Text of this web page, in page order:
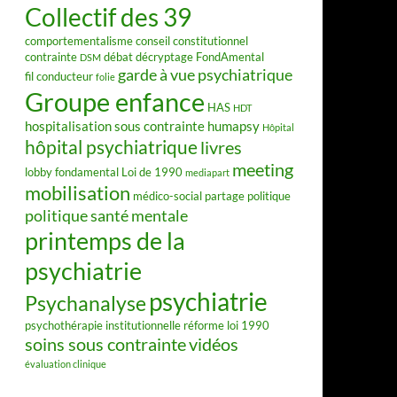
Collectif des 39
comportementalismeconseil constitutionnel
contrainte DSM débatdécryptage FondAmental
fil conducteur folie garde à vue psychiatrique
Groupe enfance HAS HDT
hospitalisation sous contrainte humapsy Hôpital
hôpital psychiatriquelivres
lobby fondamental Loi de 1990 mediapart meeting
mobilisation médico-social partage politique
politique santé mentale
printemps de la
psychiatrie
Psychanalyse psychiatrie
psychothérapie institutionnelle réforme loi 1990
soins sous contraintevidéos
évaluation clinique